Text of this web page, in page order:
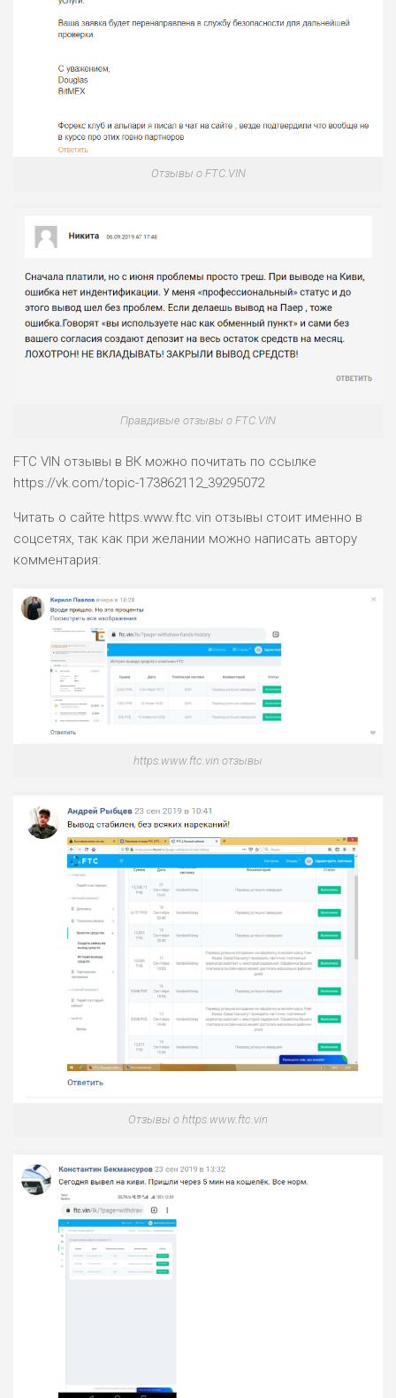
Отзывы о FTC.VIN
Правдивые отзывы о FTC.VIN
FTC VIN отзывы в ВК можно почитать по ссылке
https://vk.com/topic-173862112_39295072
Читать о сайте https.www.ftc.vin отзывы стоит именно в
соцсетях, так как при желании можно написать автору
комментария:
https.www.ftc.vin отзывы
Отзывы о https.www.ftc.vin